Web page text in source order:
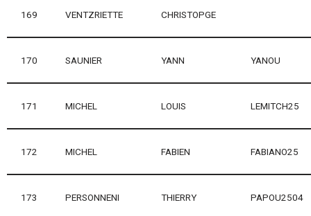
169 VENTZRIETTE CHRISTOPGE
170 SAUNIER YANN YANOU
171 MICHEL LOUIS LEMITCH25
172 MICHEL FABIEN FABIANO25
173 PERSONNENI THIERRY PAPOU2504